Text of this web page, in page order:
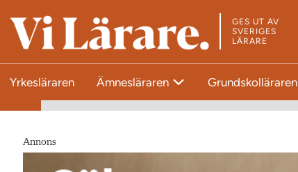
T
l
l
GES UT AV
SVERIGES
LÄRARE
Yrkesläraren Ämnesläraren Grundskolläraren
Annons